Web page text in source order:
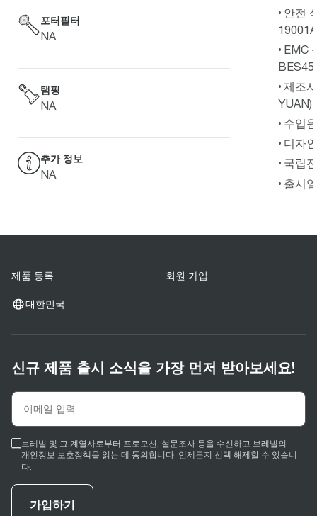
포터필터
NA
탬핑
NA
추가 정보
NA
안전
19001A
EMC
제조
YUAN)
수입
디자
국립
출시
제품 등록 회원 가입
대한민국
신규 제품 출시 소식을 가장 먼저 받아보세요!
브레빌 및 그 계열사로부터 프로모션, 설문조사 등을 수신하고 브레빌의
개인정보 보호정책 을 읽는 데 동의합니다. 언제든지 선택 해제할 수 있습니
다.
가입하기